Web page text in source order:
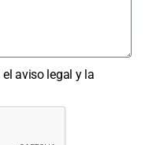
aviso legal y la